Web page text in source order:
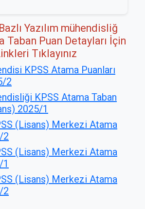
Yazılım mühendisliğ
Taban Puan Detayları İçin
Tıklayınız
KPSS Atama Puanları
2
KPSS Atama Taban
2025/1
(Lisans) Merkezi Atama
2
(Lisans) Merkezi Atama
(Lisans) Merkezi Atama
2